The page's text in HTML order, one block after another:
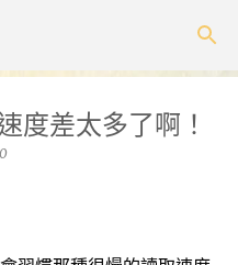
度差太多了啊！